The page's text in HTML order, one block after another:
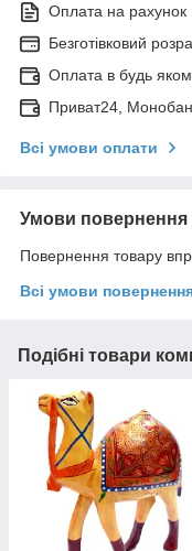
Оплата на рахунок
Безготівковий
Оплата в будь
Приват24,
Всі умови оплати
Умови повернення
Повернення товару
Всі умови
Подібні товари